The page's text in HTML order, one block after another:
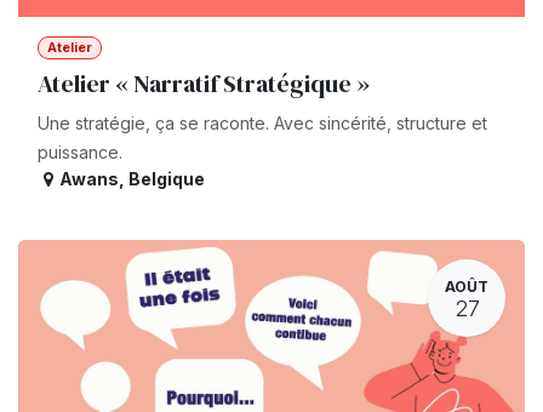
Atelier
Atelier « Narratif Stratégique »
Une stratégie, ça se raconte. Avec sincérité, structure et
puissance.
Awans Belgique
AOÛT
27